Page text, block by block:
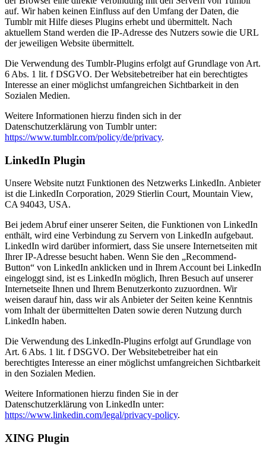
auf. Wir haben keinen Einfluss auf den Umfang der Daten, die
Tumblr mit Hilfe dieses Plugins erhebt und übermittelt. Nach
aktuellem Stand werden die IP-Adresse des Nutzers sowie die URL
der jeweiligen Website übermittelt.
Die Verwendung des Tumblr-Plugins erfolgt auf Grundlage von Art.
6 Abs. 1 lit. f DSGVO. Der Websitebetreiber hat ein berechtigtes
Interesse an einer möglichst umfangreichen Sichtbarkeit in den
Sozialen Medien.
Weitere Informationen hierzu finden sich in der
Datenschutzerklärung von Tumblr unter:
https://www.tumblr.com/policy/de/privacy.
LinkedIn Plugin
Unsere Website nutzt Funktionen des Netzwerks LinkedIn. Anbieter
ist die LinkedIn Corporation, 2029 Stierlin Court, Mountain View,
CA 94043, USA.
Bei jedem Abruf einer unserer Seiten, die Funktionen von LinkedIn
enthält, wird eine Verbindung zu Servern von LinkedIn aufgebaut.
LinkedIn wird darüber informiert, dass Sie unsere Internetseiten mit
Ihrer IP-Adresse besucht haben. Wenn Sie den „Recommend-
Button“ von LinkedIn anklicken und in Ihrem Account bei LinkedIn
eingeloggt sind, ist es LinkedIn möglich, Ihren Besuch auf unserer
Internetseite Ihnen und Ihrem Benutzerkonto zuzuordnen. Wir
weisen darauf hin, dass wir als Anbieter der Seiten keine Kenntnis
vom Inhalt der übermittelten Daten sowie deren Nutzung durch
LinkedIn haben.
Die Verwendung des LinkedIn-Plugins erfolgt auf Grundlage von
Art. 6 Abs. 1 lit. f DSGVO. Der Websitebetreiber hat ein
berechtigtes Interesse an einer möglichst umfangreichen Sichtbarkeit
in den Sozialen Medien.
Weitere Informationen hierzu finden Sie in der
Datenschutzerklärung von LinkedIn unter:
https://www.linkedin.com/legal/privacy-policy.
XING Plugin